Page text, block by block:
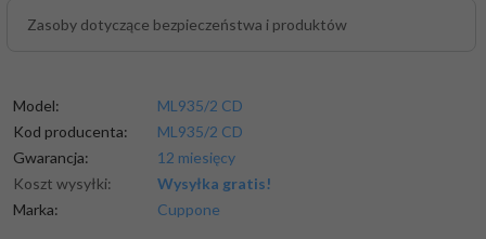
Zasoby dotyczące bezpieczeństwa i produktów
Model:
ML935/2 CD
Kod producenta:
ML935/2 CD
Gwarancja:
12 miesięcy
Koszt wysyłki:
Wysyłka gratis!
Marka:
Cuppone